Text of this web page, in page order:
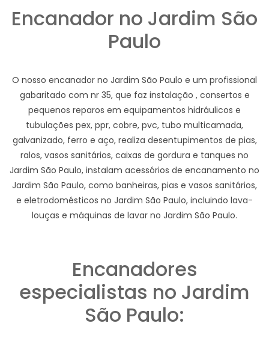
Encanador no Jardim São
Paulo
O nosso encanador no Jardim São Paulo e um profissional
gabaritado com nr 35, que faz instalação , consertos e
pequenos reparos em equipamentos hidráulicos e
tubulações pex, ppr, cobre, pvc, tubo multicamada,
galvanizado, ferro e aço, realiza desentupimentos de pias,
ralos, vasos sanitários, caixas de gordura e tanques no
Jardim São Paulo, instalam acessórios de encanamento no
Jardim São Paulo, como banheiras, pias e vasos sanitários,
e eletrodomésticos no Jardim São Paulo, incluindo lava-
louças e máquinas de lavar no Jardim São Paulo.
Encanadores
especialistas no Jardim
São Paulo: